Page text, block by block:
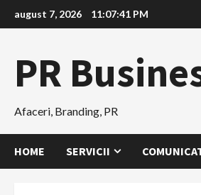
to
august 7, 2026 11:07:42 PM
PR
Afaceri, Branding, PR
HOME SERVICII